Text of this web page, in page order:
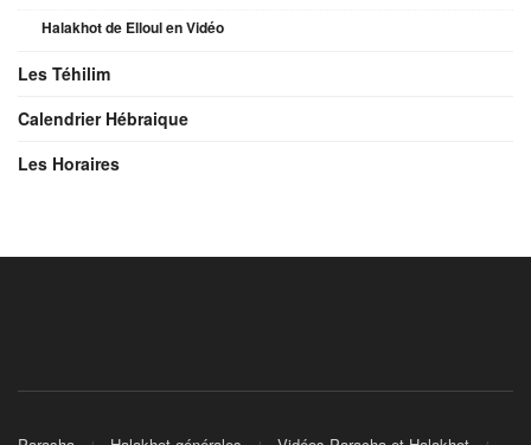
Halakhot de Elloul en Vidéo
Les Téhilim
Calendrier Hébraique
Les Horaires